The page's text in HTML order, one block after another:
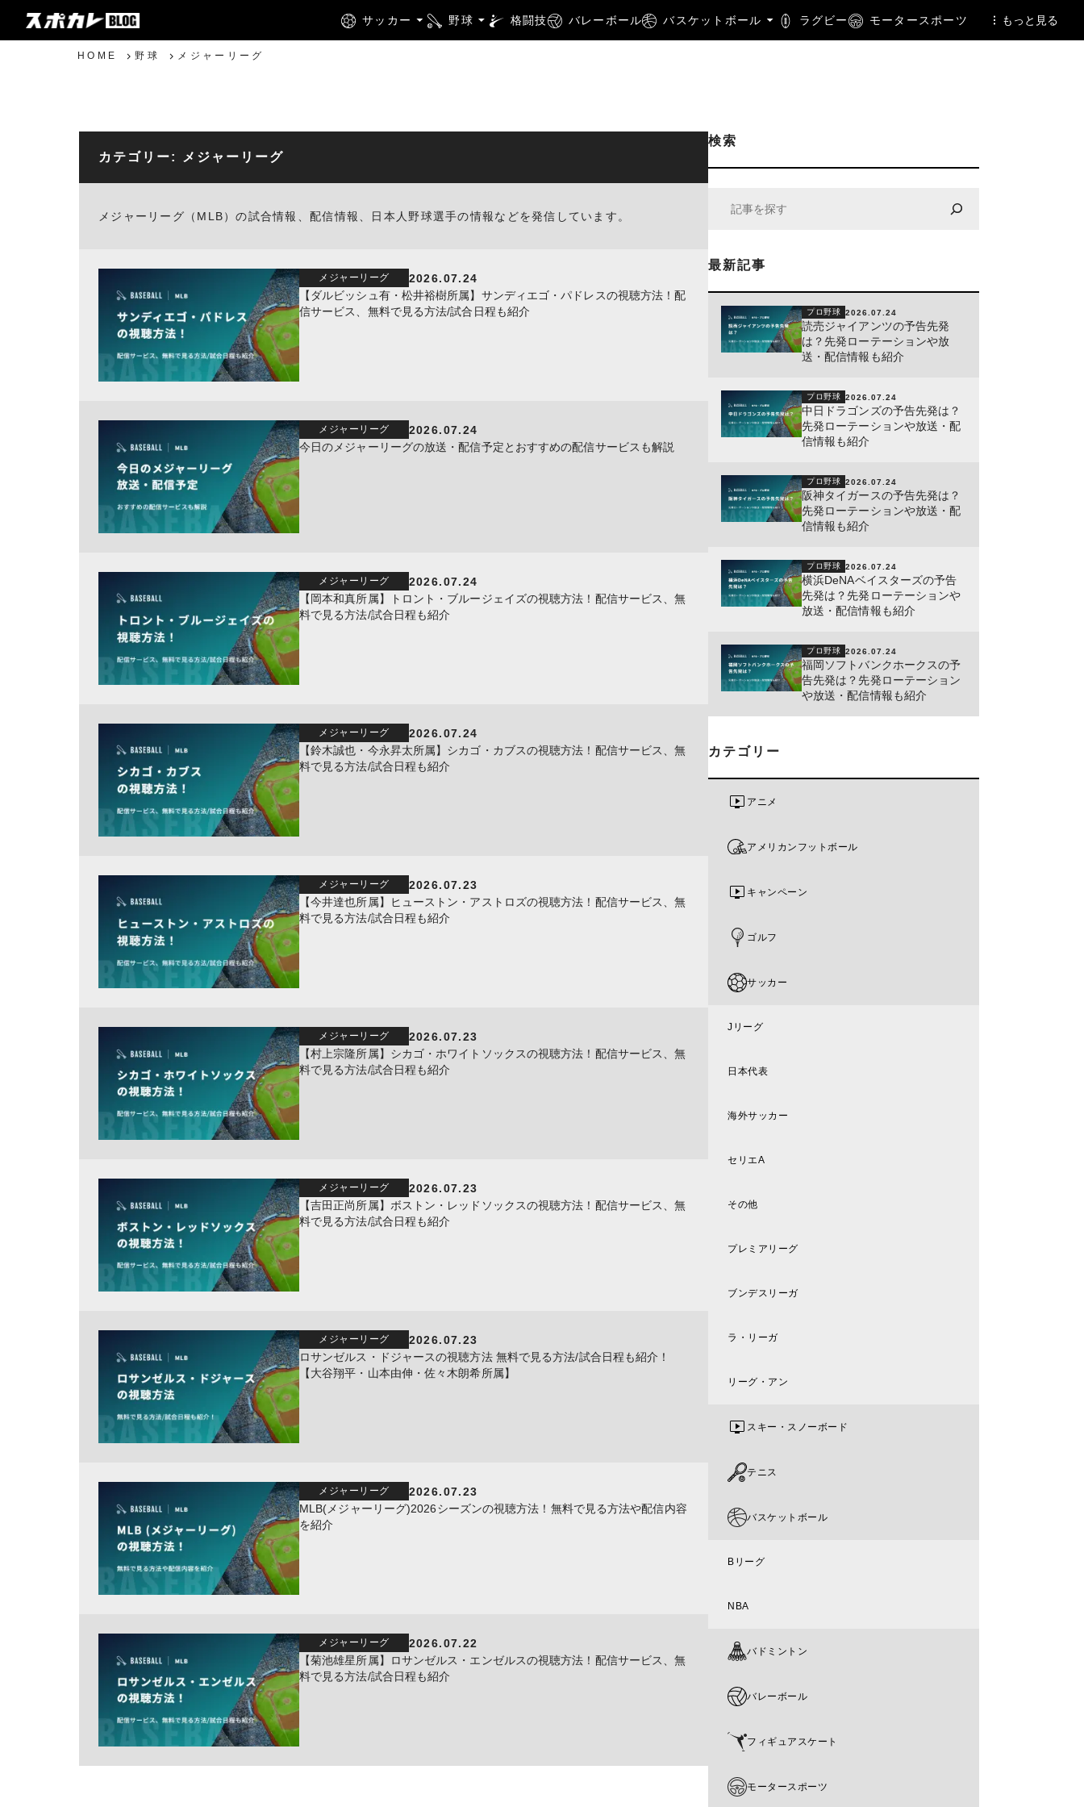
サッカー 野球 格闘技 バレーボール バスケットボール ラグビー モータースポーツ もっと見る
HOME 野球 メジャーリーグ
カテゴリー: メジャーリーグ
メジャーリーグ（MLB）の試合情報、配信情報、日本人野球選手の情報などを発信しています。
メジャーリーグ
2026.07.24
【ダルビッシュ有・松井裕樹所属】サンディエゴ・パドレスの視聴方法！配
信サービス、無料で見る方法/試合日程も紹介
メジャーリーグ
2026.07.24
今日のメジャーリーグの放送・配信予定とおすすめの配信サービスも解説
メジャーリーグ
2026.07.24
【岡本和真所属】トロント・ブルージェイズの視聴方法！配信サービス、無
料で見る方法/試合日程も紹介
メジャーリーグ
2026.07.24
【鈴木誠也・今永昇太所属】シカゴ・カブスの視聴方法！配信サービス、無
料で見る方法/試合日程も紹介
メジャーリーグ
2026.07.23
【今井達也所属】ヒューストン・アストロズの視聴方法！配信サービス、無
料で見る方法/試合日程も紹介
メジャーリーグ
2026.07.23
【村上宗隆所属】シカゴ・ホワイトソックスの視聴方法！配信サービス、無
料で見る方法/試合日程も紹介
メジャーリーグ
2026.07.23
【吉田正尚所属】ボストン・レッドソックスの視聴方法！配信サービス、無
料で見る方法/試合日程も紹介
メジャーリーグ
2026.07.23
ロサンゼルス・ドジャースの視聴方法 無料で見る方法/試合日程も紹介！
【大谷翔平・山本由伸・佐々木朗希所属】
メジャーリーグ
2026.07.23
MLB(メジャーリーグ)2026シーズンの視聴方法！無料で見る方法や配信内容
を紹介
メジャーリーグ
2026.07.22
【菊池雄星所属】ロサンゼルス・エンゼルスの視聴方法！配信サービス、無
料で見る方法/試合日程も紹介
検索
最新記事
プロ野球 2026.07.24
読売ジャイアンツの予告先発
は？先発ローテーションや放
送・配信情報も紹介
プロ野球 2026.07.24
中日ドラゴンズの予告先発は？
先発ローテーションや放送・配
信情報も紹介
プロ野球 2026.07.24
阪神タイガースの予告先発は？
先発ローテーションや放送・配
信情報も紹介
プロ野球 2026.07.24
横浜DeNAベイスターズの予告
先発は？先発ローテーションや
放送・配信情報も紹介
プロ野球 2026.07.24
福岡ソフトバンクホークスの予
告先発は？先発ローテーション
や放送・配信情報も紹介
カテゴリー
アニメ
アメリカンフットボール
キャンペーン
ゴルフ
サッカー
Jリーグ
日本代表
海外サッカー
セリエA
その他
プレミアリーグ
ブンデスリーガ
ラ・リーガ
リーグ・アン
スキー・スノーボード
テニス
バスケットボール
Bリーグ
NBA
バドミントン
バレーボール
フィギュアスケート
モータースポーツ